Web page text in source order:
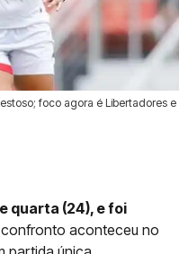
foco agora é Libertadores e
quarta (24), e foi
aconteceu no